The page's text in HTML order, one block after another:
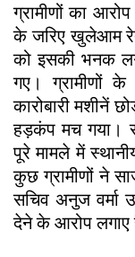
ग्रामीणों का
के जरिए खुलेआम
को इसकी भनक
गए। ग्रामीणों
कारोबारी मशीनें
हड़कंप मच गया।
पूरे मामले में
कुछ ग्रामीणों ने
सचिव अनुज वर्मा
देने के आरोप लगाए